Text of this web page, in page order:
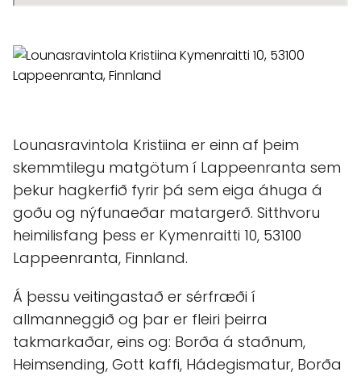
Lounasravintola Kristiina er einn af þeim
skemmtilegu matgötum í Lappeenranta sem
þekur hagkerfið fyrir þá sem eiga áhuga á
goðu og nýfunaeðar matargerð. Sitthvoru
heimilisfang þess er Kymenraitti 10, 53100
Lappeenranta, Finnland.
Á þessu veitingastað er sérfræði í
allmanneggið og þar er fleiri þeirra
takmarkaðar, eins og: Borða á staðnum,
Heimsending, Gott kaffi, Hádegismatur, Borða